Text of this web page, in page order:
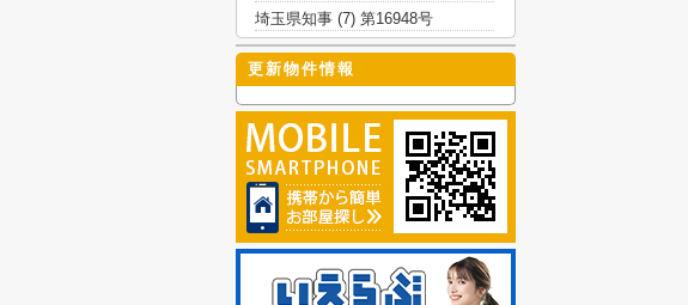
埼玉県知事 (7) 第16948号
更新物件情報